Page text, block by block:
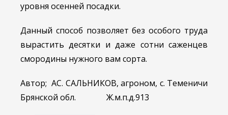
уровня осенней посадки.
Данный способ позволяет без особого труда
вырастить десятки и даже сотни саженцев
смородины нужного вам сорта.
Автор; АС. САЛЬНИКОВ, агроном, с. Теменичи
Брянской обл. Ж.м.п.д.913